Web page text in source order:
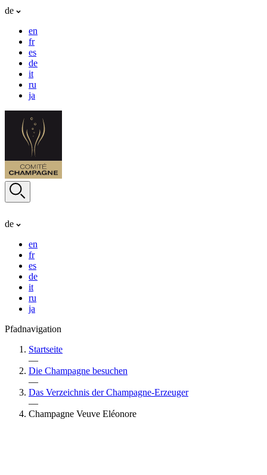
de
en
fr
es
de
it
ru
ja
de
en
fr
es
de
it
ru
ja
Pfadnavigation
Startseite
—
Die Champagne besuchen
—
Das Verzeichnis der Champagne-Erzeuger
—
Champagne Veuve Eléonore